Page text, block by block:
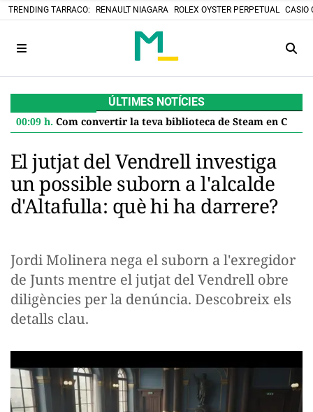
TRENDING TARRACO: RENAULT NIAGARA ROLEX OYSTER PERPETUAL CASIO
ÚLTIMES NOTÍCIES
00:09 h. Com convertir la teva biblioteca de Steam en Cartutxos retro: el projecte DIY que desafia el futur digital
El jutjat del Vendrell investiga
un possible suborn a l'alcalde
d'Altafulla: què hi ha darrere?
Jordi Molinera nega el suborn a l'exregidor
de Junts mentre el jutjat del Vendrell obre
diligències per la denúncia. Descobreix els
detalls clau.